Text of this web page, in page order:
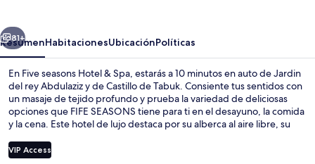
Spa
Siguiente
81+
ResumenHabitacionesUbicaciónPolíticas
En Five seasons Hotel & Spa, estarás a 10 minutos en auto de Jardin
del rey Abdulaziz y de Castillo de Tabuk. Consiente tus sentidos con
un masaje de tejido profundo y prueba la variedad de deliciosas
opciones que FIFE SEASONS tiene para ti en el desayuno, la comida
y la cena. Este hotel de lujo destaca por su alberca al aire libre, su
VIP Access